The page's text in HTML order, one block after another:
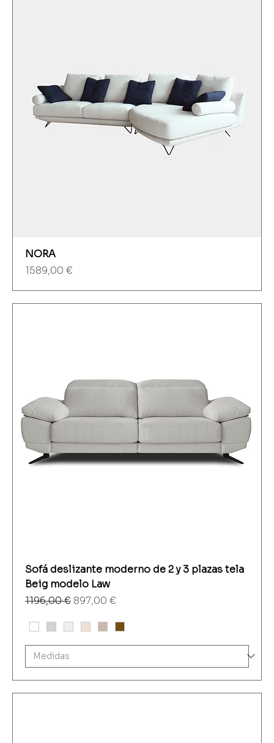
NORA
Precio
1589,00 €
Sofá deslizante moderno de 2 y 3 plazas tela
Beig modelo Law
Precio
1196,00 € Precio de oferta
897,00 €